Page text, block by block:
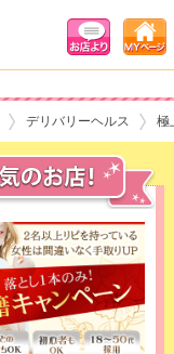
デリバリーヘルス 極